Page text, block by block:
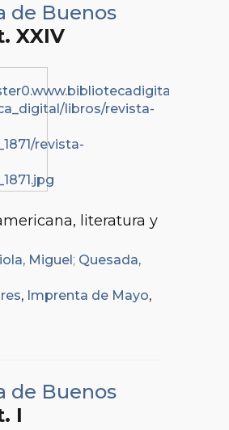
de Buenos
XXIV
literatura y
Miguel ; Quesada,
, Imprenta de Mayo,
de Buenos
I